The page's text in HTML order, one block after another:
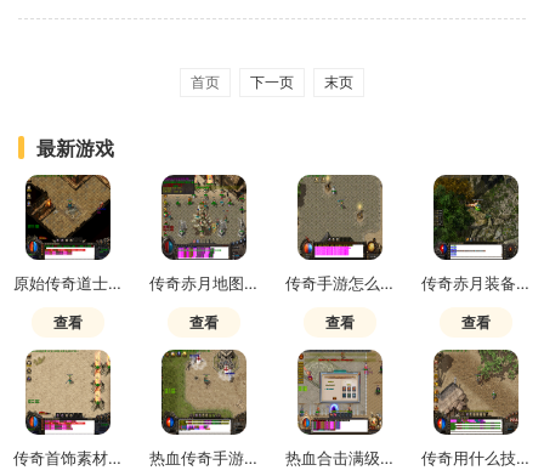
首页 下一页 末页
最新游戏
原始传奇道士嗜血术值得买吗
查看
传奇赤月地图进入方法
查看
传奇手游怎么赚元宝最快
查看
传奇赤月装备在哪里打造
查看
传奇首饰素材在哪里买 热血传奇手游哪个职业赚钱快一点 热血合击满级多少级 传奇用什么技能好